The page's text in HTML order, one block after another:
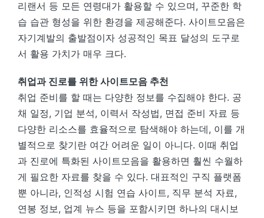
리랜서 등 모든 연령대가 활용할 수 있으며, 꾸준한 학
습 습관 형성을 위한 환경을 제공해준다. 사이트모음은
자기계발의 출발점이자 성공적인 목표 달성의 도구로
서 활용 가치가 매우 크다.
취업과 진로를 위한 사이트모음 추천
취업 준비를 할 때는 다양한 정보를 수집해야 한다. 공
채 일정, 기업 분석, 이력서 작성법, 면접 준비 자료 등
다양한 리소스를 효율적으로 탐색해야 하는데, 이를 개
별적으로 찾기란 여간 어려운 일이 아니다. 이때 취업
과 진로에 특화된 사이트모음을 활용하면 훨씬 수월하
게 필요한 자료를 찾을 수 있다. 대표적인 구직 플랫폼
뿐 아니라, 인적성 시험 연습 사이트, 직무 분석 자료,
연봉 정보, 업계 뉴스 등을 포함시키면 하나의 대시보